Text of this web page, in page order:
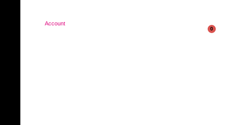
Account
0